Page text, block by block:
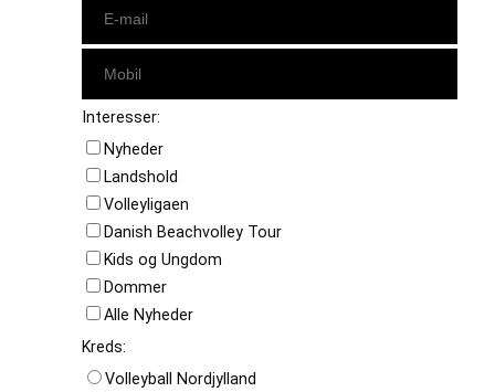
Interesser:
Nyheder
Landshold
Volleyligaen
Danish Beachvolley Tour
Kids og Ungdom
Dommer
Alle Nyheder
Kreds:
Volleyball Nordjylland